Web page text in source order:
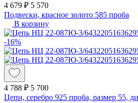
4 679 ₽ 5 570
Подвески, красное золото 585 проба
В корзину
-16%
4 788 ₽ 5 700
Цепи, серебро 925 проба, размер 55,